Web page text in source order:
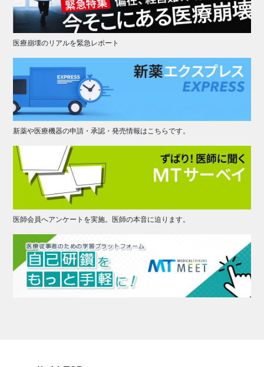
医療崩壊のリアルを緊急レポート
新薬や医療機器の申請・承認・発売情報はこちらです。
医師会員へアンケートを実施。医師の本音に迫ります。